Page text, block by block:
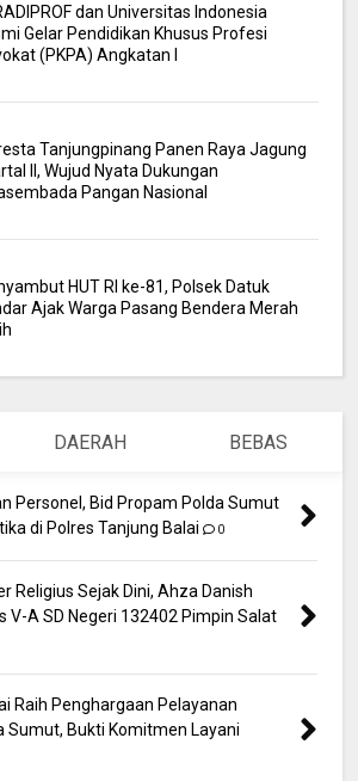
dan Universitas Indonesia
Gelar Pendidikan Khusus Profesi
(PKPA) Angkatan I
Tanjungpinang Panen Raya Jagung
II, Wujud Nyata Dukungan
Pangan Nasional
HUT RI ke-81, Polsek Datuk
Ajak Warga Pasang Bendera Merah
DAERAH BEBAS
Personel, Bid Propam Polda Sumut
di Polres Tanjung Balai
0
Religius Sejak Dini, Ahza Danish
V-A SD Negeri 132402 Pimpin Salat
Raih Penghargaan Pelayanan
Sumut, Bukti Komitmen Layani